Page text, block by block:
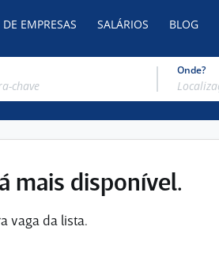
EMPRESAS SALÁRIOS BLOG
Onde?
mais disponível.
vaga da lista.